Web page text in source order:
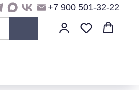
+7 900 501-32-22